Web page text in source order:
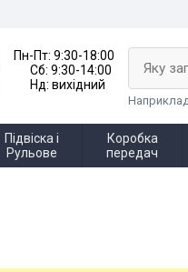
Пн-Пт: 9:30-18:00
Сб: 9:30-14:00
Нд: вихідний
Яку
Підвіска і
Рульове
Коробка
передач